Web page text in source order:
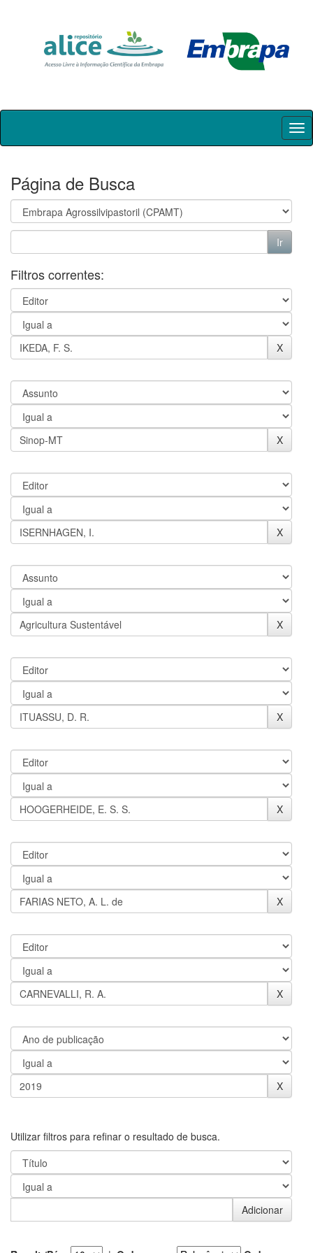
Skip
Página de Busca
Filtros correntes:
Utilizar filtros para refinar o resultado de busca.